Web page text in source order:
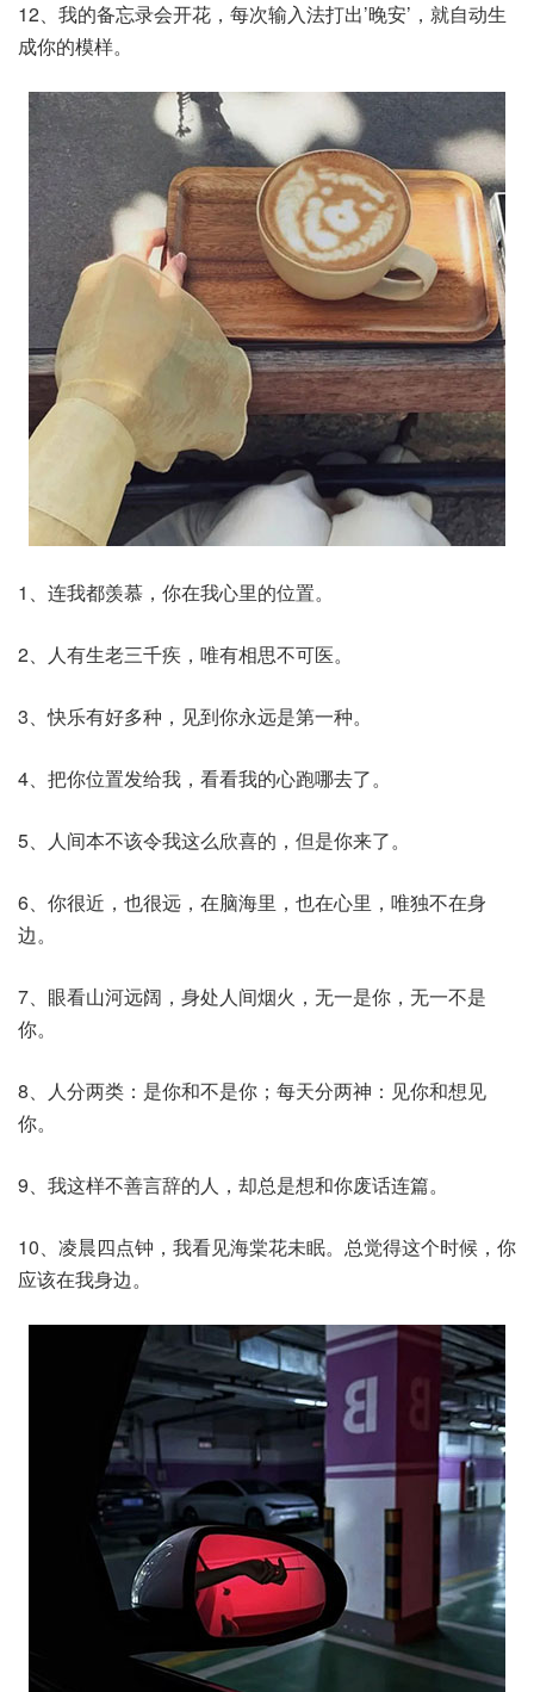
12、我的备忘录会开花，每次输入法打出’晚安’，就自动生
成你的模样。
1、连我都羡慕，你在我心里的位置。
2、人有生老三千疾，唯有相思不可医。
3、快乐有好多种，见到你永远是第一种。
4、把你位置发给我，看看我的心跑哪去了。
5、人间本不该令我这么欣喜的，但是你来了。
6、你很近，也很远，在脑海里，也在心里，唯独不在身
边。
7、眼看山河远阔，身处人间烟火，无一是你，无一不是
你。
8、人分两类：是你和不是你；每天分两神：见你和想见
你。
9、我这样不善言辞的人，却总是想和你废话连篇。
10、凌晨四点钟，我看见海棠花未眠。总觉得这个时候，你
应该在我身边。